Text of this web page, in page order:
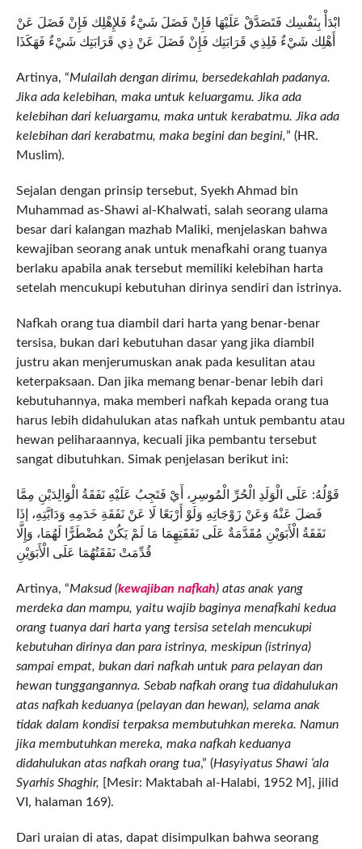
ابْدَأْ بِنَفْسِك فَتَصَدَّقْ عَلَيْهَا فَإِنْ فَضَلَ شَيْءٌ فَلإِهْلِك فَإِنْ فَضَلَ عَنْ
أَهْلِك شَيْءٌ فَلِذِي قَرَابَتِك فَإِنْ فَضَلَ عَنْ ذِي قَرَابَتِك شَيْءٌ فَهَكَذَا
Artinya, “Mulailah dengan dirimu, bersedekahlah padanya.
Jika ada kelebihan, maka untuk keluargamu. Jika ada
kelebihan dari keluargamu, maka untuk kerabatmu. Jika ada
kelebihan dari kerabatmu, maka begini dan begini,” (HR.
Muslim).
Sejalan dengan prinsip tersebut, Syekh Ahmad bin
Muhammad as-Shawi al-Khalwati, salah seorang ulama
besar dari kalangan mazhab Maliki, menjelaskan bahwa
kewajiban seorang anak untuk menafkahi orang tuanya
berlaku apabila anak tersebut memiliki kelebihan harta
setelah mencukupi kebutuhan dirinya sendiri dan istrinya.
Nafkah orang tua diambil dari harta yang benar-benar
tersisa, bukan dari kebutuhan dasar yang jika diambil
justru akan menjerumuskan anak pada kesulitan atau
keterpaksaan. Dan jika memang benar-benar lebih dari
kebutuhannya, maka memberi nafkah kepada orang tua
harus lebih didahulukan atas nafkah untuk pembantu atau
hewan peliharaannya, kecuali jika pembantu tersebut
sangat dibutuhkan. Simak penjelasan berikut ini:
قَوْلُهُ: عَلَى الْوَلَدِ الْحُرِّ الْمُوسِرِ، أَيْ فَتَجِبُ عَلَيْهِ نَفَقَةُ الْوَالِدَيْنِ مِمَّا
فَضلَ عَنْهُ وَعَنْ زَوْجَاتِهِ وَلَوْ أَرْبَعًا لَا عَنْ نَفَقَةِ خَدَمِهِ وَدَابَّتِهِ، إذَا
نَفَقَةُ الْأَبَوَيْنِ مُقَدَّمَةٌ عَلَى نَفَقَتِهِمَا مَا لَمْ يَكُنْ مُضْطَرًّا لَهُمَا، وَإِلَّا
قُدِّمَتْ نَفَقَتُهُمَا عَلَى الْأَبَوَيْنِ
Artinya, “Maksud (kewajiban nafkah) atas anak yang
merdeka dan mampu, yaitu wajib baginya menafkahi kedua
orang tuanya dari harta yang tersisa setelah mencukupi
kebutuhan dirinya dan para istrinya, meskipun (istrinya)
sampai empat, bukan dari nafkah untuk para pelayan dan
hewan tunggangannya. Sebab nafkah orang tua didahulukan
atas nafkah keduanya (pelayan dan hewan), selama anak
tidak dalam kondisi terpaksa membutuhkan mereka. Namun
jika membutuhkan mereka, maka nafkah keduanya
didahulukan atas nafkah orang tua,” (Hasyiyatus Shawi ‘ala
Syarhis Shaghir, [Mesir: Maktabah al-Halabi, 1952 M], jilid
VI, halaman 169).
Dari uraian di atas, dapat disimpulkan bahwa seorang